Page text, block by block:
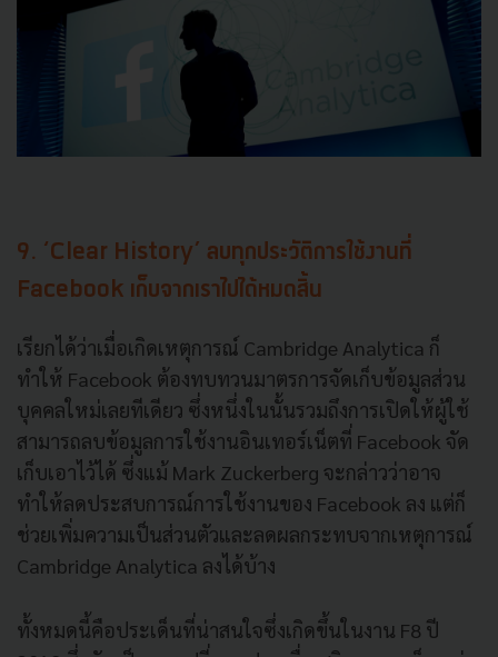
9. ‘Clear History’ ลบทุกประวัติการใช้งานที่
Facebook เก็บจากเราไปได้หมดสิ้น
เรียกได้ว่าเมื่อเกิดเหตุการณ์ Cambridge Analytica ก็
ทำให้ Facebook ต้องทบทวนมาตรการจัดเก็บข้อมูลส่วน
บุคคลใหม่เลยทีเดียว ซึ่งหนึ่งในนั้นรวมถึงการเปิดให้ผู้ใช้
สามารถลบข้อมูลการใช้งานอินเทอร์เน็ตที่ Facebook จัด
เก็บเอาไว้ได้ ซึ่งแม้ Mark Zuckerberg จะกล่าวว่าอาจ
ทำให้ลดประสบการณ์การใช้งานของ Facebook ลง แต่ก็
ช่วยเพิ่มความเป็นส่วนตัวและลดผลกระทบจากเหตุการณ์
Cambridge Analytica ลงได้บ้าง
ทั้งหมดนี้คือประเด็นที่น่าสนใจซึ่งเกิดขึ้นในงาน F8 ปี